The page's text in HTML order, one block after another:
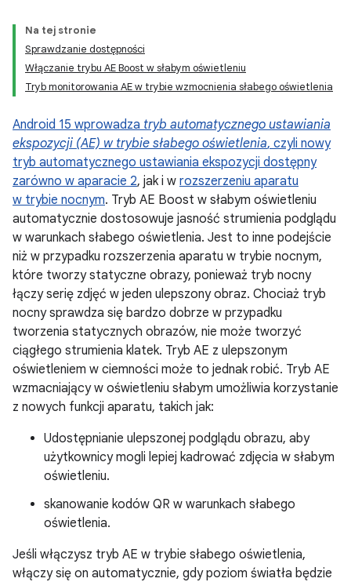
Na tej stronie
Sprawdzanie dostępności
Włączanie trybu AE Boost w słabym oświetleniu
Tryb monitorowania AE w trybie wzmocnienia słabego oświetlenia
Android 15 wprowadza tryb automatycznego ustawiania
ekspozycji (AE) w trybie słabego oświetlenia, czyli nowy
tryb automatycznego ustawiania ekspozycji dostępny
zarówno w aparacie 2, jak i w rozszerzeniu aparatu
w trybie nocnym. Tryb AE Boost w słabym oświetleniu
automatycznie dostosowuje jasność strumienia podglądu
w warunkach słabego oświetlenia. Jest to inne podejście
niż w przypadku rozszerzenia aparatu w trybie nocnym,
które tworzy statyczne obrazy, ponieważ tryb nocny
łączy serię zdjęć w jeden ulepszony obraz. Chociaż tryb
nocny sprawdza się bardzo dobrze w przypadku
tworzenia statycznych obrazów, nie może tworzyć
ciągłego strumienia klatek. Tryb AE z ulepszonym
oświetleniem w ciemności może to jednak robić. Tryb AE
wzmacniający w oświetleniu słabym umożliwia korzystanie
z nowych funkcji aparatu, takich jak:
Udostępnianie ulepszonej podglądu obrazu, aby
użytkownicy mogli lepiej kadrować zdjęcia w słabym
oświetleniu.
skanowanie kodów QR w warunkach słabego
oświetlenia.
Jeśli włączysz tryb AE w trybie słabego oświetlenia,
włączy się on automatycznie, gdy poziom światła będzie